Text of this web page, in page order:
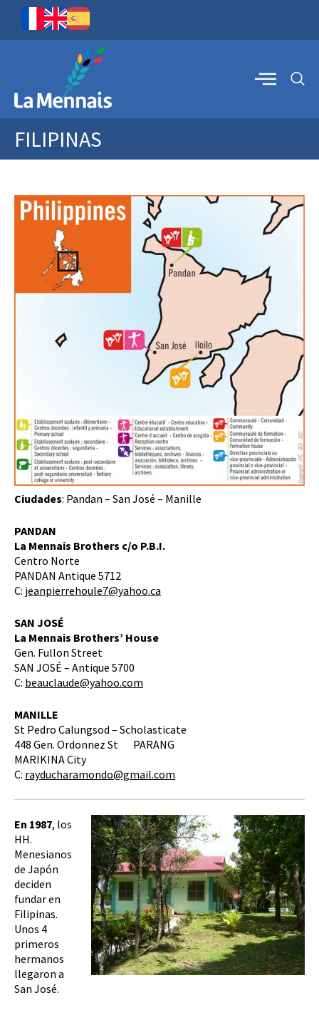
FILIPINAS
Ciudades: Pandan – San José – Manille
PANDAN
La Mennais Brothers c/o P.B.I.
Centro Norte
PANDAN Antique 5712
C: jeanpierrehoule7@yahoo.ca
SAN JOSÉ
La Mennais Brothers’ House
Gen. Fullon Street
SAN JOSÉ – Antique 5700
C: beauclaude@yahoo.com
MANILLE
St Pedro Calungsod – Scholasticate
448 Gen. Ordonnez St PARANG
MARIKINA City
C: rayducharamondo@gmail.com
En 1987, los
HH.
Menesianos
de Japón
deciden
fundar en
Filipinas.
Unos 4
primeros
hermanos
llegaron a
San José.